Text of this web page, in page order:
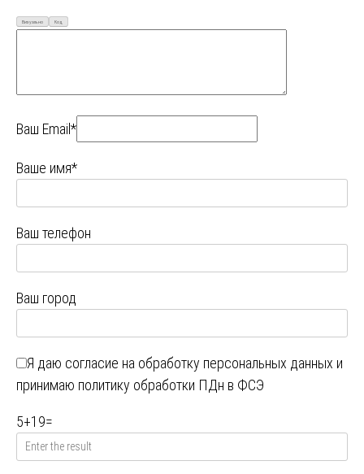
Визуально Код
Ваш Email*
Ваше имя*
Ваш телефон
Ваш город
Я даю согласие на обработку персональных данных и
принимаю политику обработки ПДн в ФСЭ
5+19=